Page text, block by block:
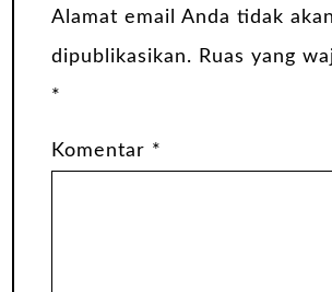
Alamat email Anda tidak akan
dipublikasikan. Ruas yang
*
Komentar *